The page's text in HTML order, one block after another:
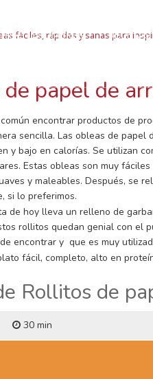
LEGUMBRES
fáciles, rápidas y sanas para
papel de
común encontrar productos de
sencilla. Las obleas de
y bajo en calorías. Se utilizan
Estas obleas son muy
y maleables. Después, se
si lo preferimos.
de hoy lleva un relleno de
rollitos quedan genial con el
encontrar y que es muy
fácil, completo, alto en
Rollitos de
30 min